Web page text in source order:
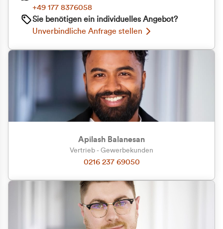
Zu welcher Kundengruppe
gehören Sie?
Privatkunde (inkl. MwSt.)
Geschäftskunde (exkl. MwSt.)
+49 177 8376058
Sie benötigen ein individuelles Angebot?
Unverbindliche Anfrage stellen
Apilash Balanesan
Vertrieb - Gewerbekunden
0216 237 69050